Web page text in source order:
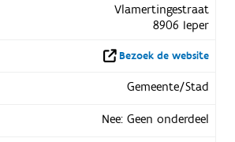
Vlamertingestraat
8906 Ieper
Bezoek de website
Gemeente/Stad
Nee: Geen onderdeel